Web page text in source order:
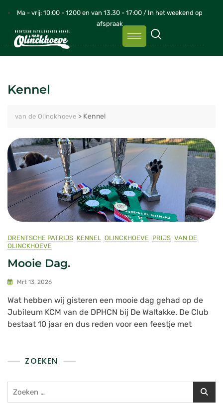
Ma - vrij: 10:00 - 1200 en van 13.30 - 17:00 / In het weekend op
afspraak
Kennel
van de Olinckhoeve > Kennel
DRENTSCHE PATRIJS KENNEL OLINCKHOEVE PRIJS VAN DE
OLINCKHOEVE
Mooie Dag.
Mrt 13, 2026
Wat hebben wij gisteren een mooie dag gehad op de
Jubileum KCM van de DPHCN bij De Waltakke. De Club
bestaat 10 jaar en dus reden voor een feestje met
ZOEKEN